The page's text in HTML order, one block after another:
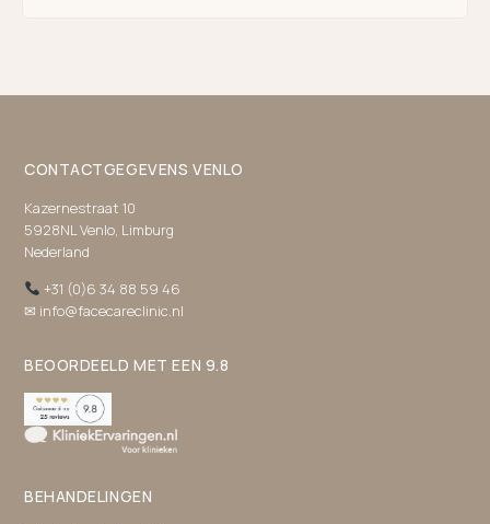
CONTACTGEGEVENS VENLO
Kazernestraat 10
5928NL Venlo, Limburg
Nederland
+31 (0)6 34 88 59 46
✉ info@facecareclinic.nl
BEOORDEELD MET EEN 9.8
BEHANDELINGEN